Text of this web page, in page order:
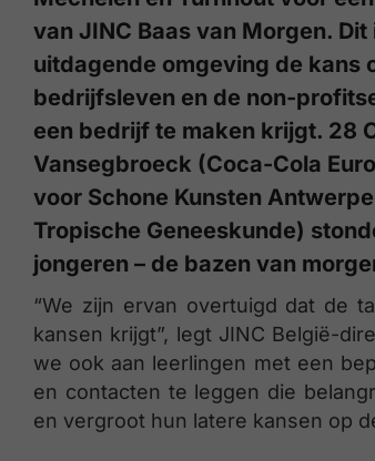
van JINC Baas van Morgen.
uitdagende omgeving de kans
bedrijfsleven en de non-
een bedrijf te maken krijgt. 28
Vansegbroeck (Coca-Cola
voor Schone Kunsten
Tropische Geneeskunde)
jongeren – de bazen van
“We zijn ervan overtuigd dat de
kansen krijgt”, legt JINC België-
we ook aan leerlingen met een
en contacten te leggen die
en vergroot hun latere kansen op